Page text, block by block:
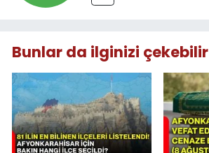
Bunlar da ilginizi çekebilir